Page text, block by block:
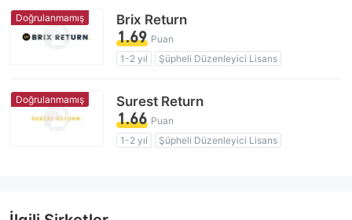
Yüksek düzeyde potansiyel risk
Doğrulanmamış Brix Return
1.69 Puan
1-2 yıl
Şüpheli Düzenleyici Lisans
Yüksek düzeyde potansiyel risk
Doğrulanmamış Surest Return
1.66 Puan
1-2 yıl
Şüpheli Düzenleyici Lisans